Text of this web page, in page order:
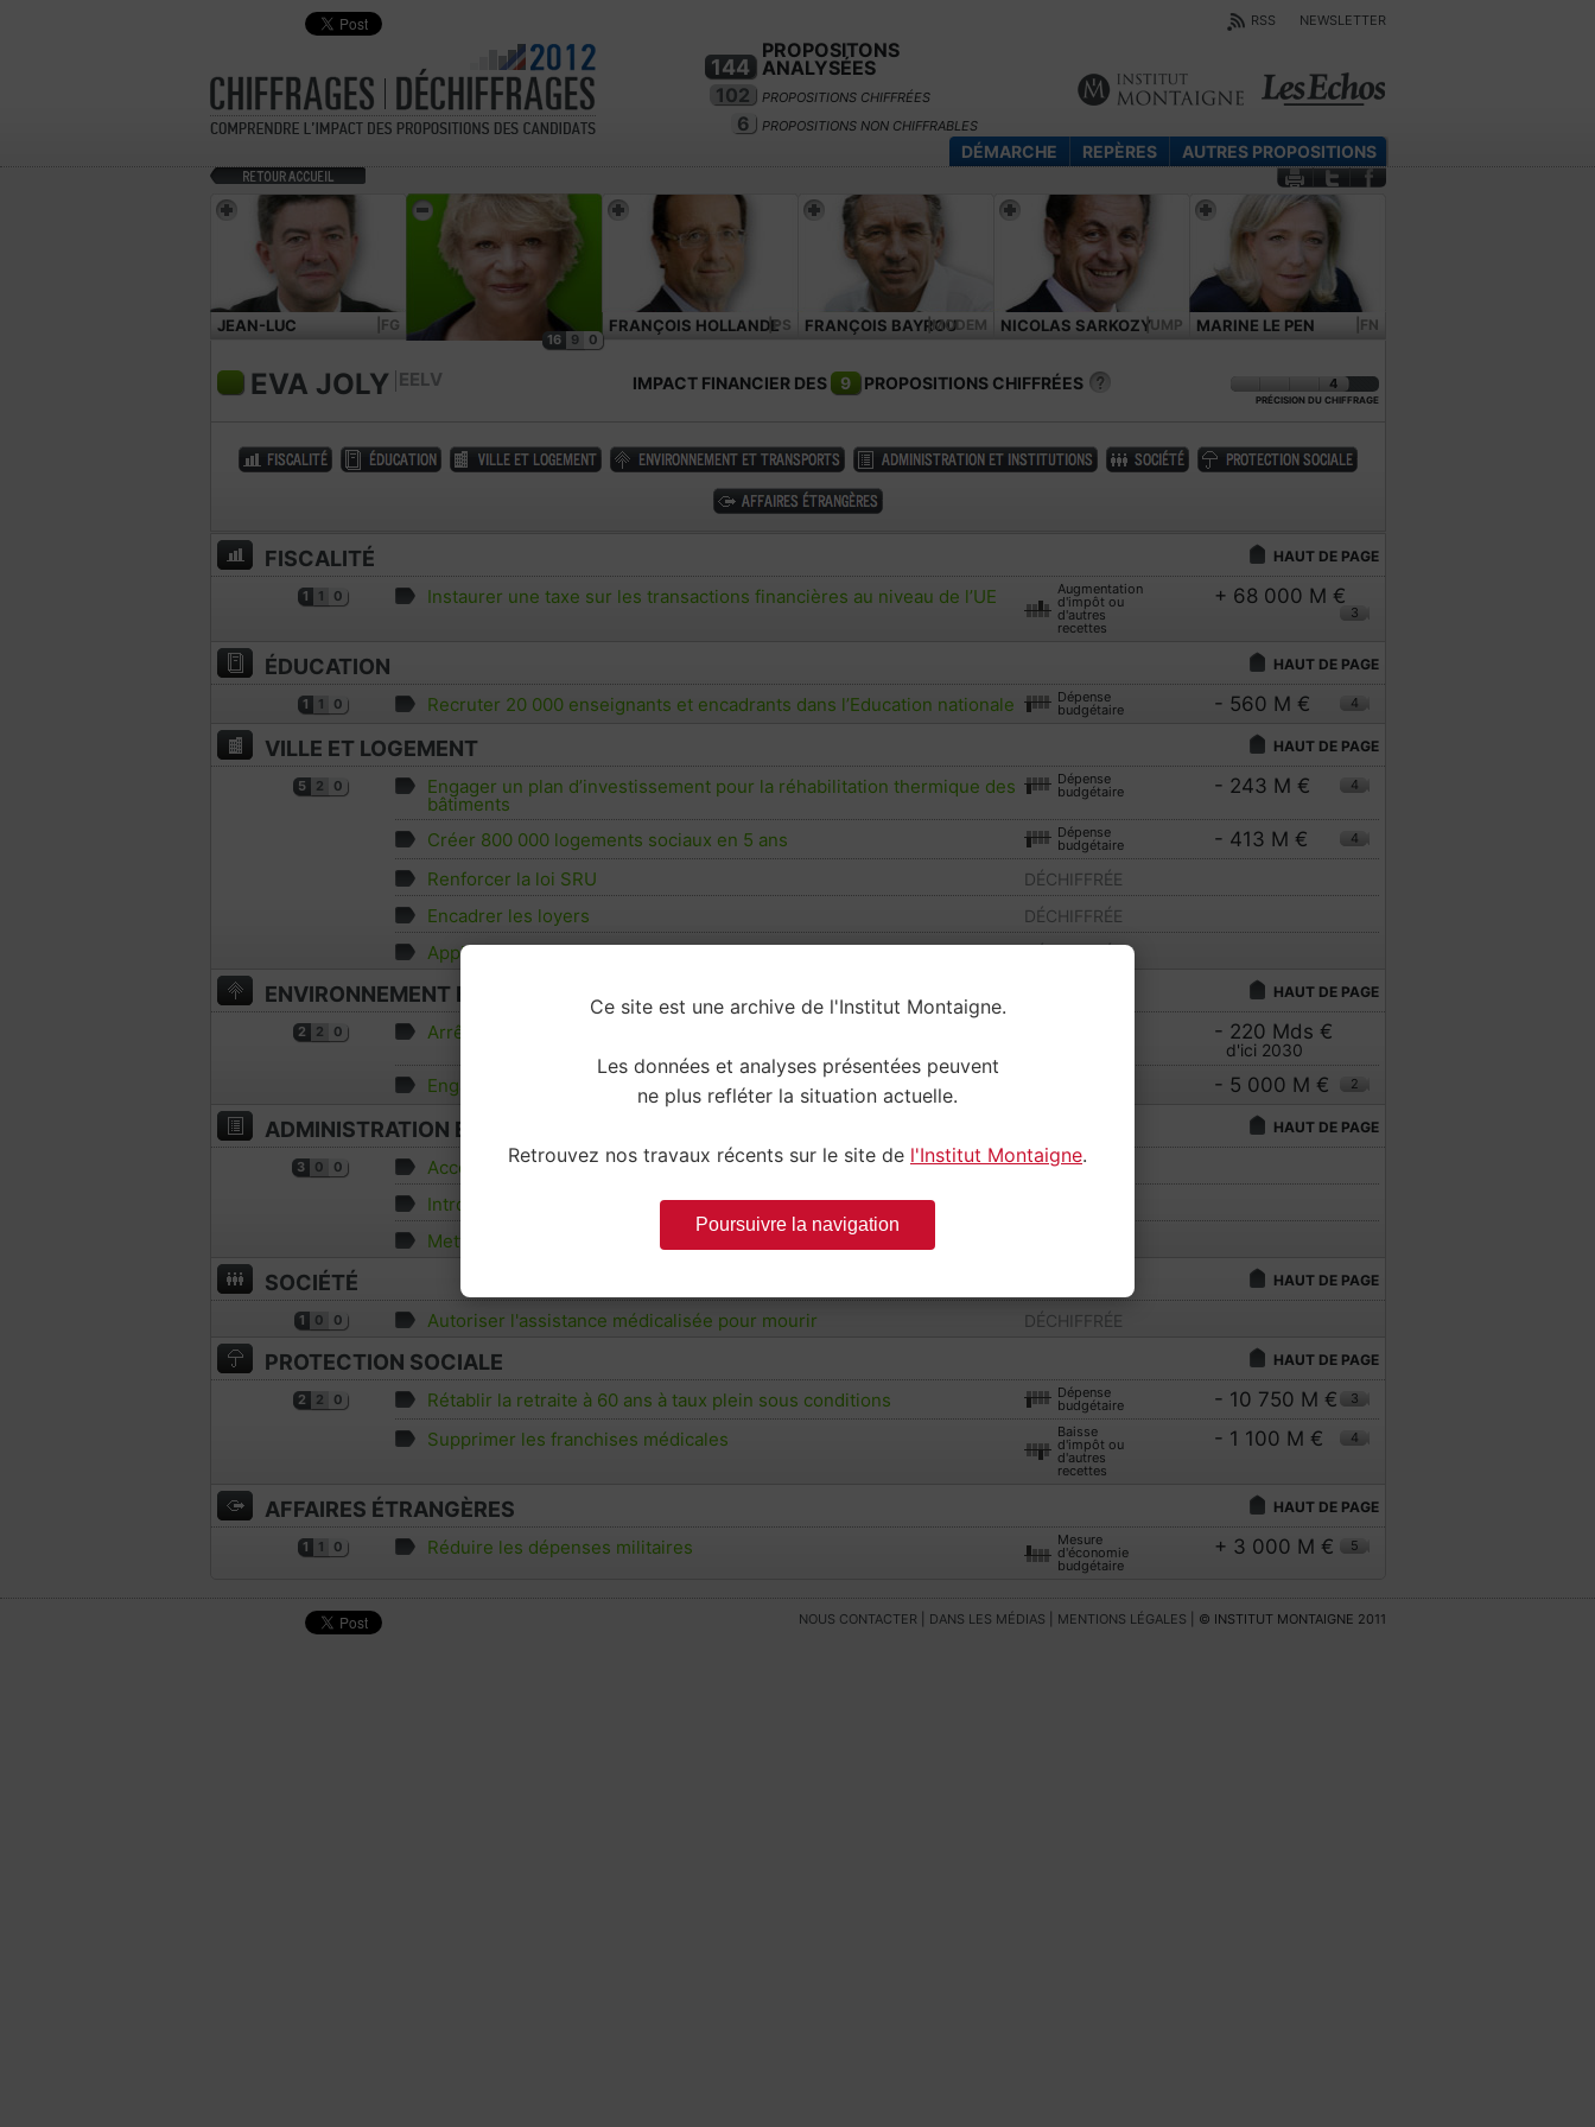
RSS NEWSLETTER
144
PROPOSITONS
ANALYSÉES
102
PROPOSITIONS CHIFFRÉES
6 PROPOSITIONS NON CHIFFRABLES
DÉMARCHE REPÈRES AUTRES PROPOSITIONS
JEAN-LUC
|FG
16 9 0
FRANÇOIS HOLLANDE|PS FRANÇOIS BAYROU|MODEM NICOLAS SARKOZY|UMP MARINE LE PEN |FN
EVA JOLY EELV IMPACT FINANCIER DES 9 PROPOSITIONS CHIFFRÉES 4
PRÉCISION DU CHIFFRAGE
FISCALITÉ HAUT DE PAGE
1 1 0 Instaurer une taxe sur les transactions financières au niveau de l’UE Augmentation
d'impôt ou
d'autres
recettes
+ 68 000 M €
3
ÉDUCATION HAUT DE PAGE
1 1 0 Recruter 20 000 enseignants et encadrants dans l’Education nationale Dépense
budgétaire - 560 M € 4
VILLE ET LOGEMENT HAUT DE PAGE
5 2 0 Engager un plan d’investissement pour la réhabilitation thermique des
bâtiments
Dépense
budgétaire - 243 M € 4
Créer 800 000 logements sociaux en 5 ans Dépense
budgétaire - 413 M € 4
Renforcer la loi SRU DÉCHIFFRÉE
Encadrer les loyers DÉCHIFFRÉE
Appliquer la réquisition des logements vacants
ENVIRONNEMENT ET TRANSPORTS HAUT DE PAGE
2 2 0 Arrêter l’exploitation du nucléaire civil en 20 ans - 220 Mds €
d'ici 2030
Engager un plan massif d’investissement dans les transports collectifs - 5 000 M € 2
ADMINISTRATION ET INSTITUTIONS HAUT DE PAGE
3 0 0 Accorder le droit de vote aux étrangers aux élections locales DÉCHIFFRÉE
Introduire la proportionnelle aux élections législatives
Mettre fin au cumul des mandats
SOCIÉTÉ HAUT DE PAGE
1 0 0 Autoriser l'assistance médicalisée pour mourir DÉCHIFFRÉE
PROTECTION SOCIALE HAUT DE PAGE
2 2 0 Rétablir la retraite à 60 ans à taux plein sous conditions Dépense
budgétaire - 10 750 M € 3
Supprimer les franchises médicales Baisse
d'impôt ou
d'autres
recettes
- 1 100 M € 4
AFFAIRES ÉTRANGÈRES HAUT DE PAGE
1 1 0 Réduire les dépenses militaires Mesure
d'économie
budgétaire
+ 3 000 M € 5
NOUS CONTACTER DANS LES MÉDIAS MENTIONS LÉGALES | © INSTITUT MONTAIGNE 2011
Ce site est une archive de l'Institut Montaigne.
Les données et analyses présentées peuvent
ne plus refléter la situation actuelle.
Retrouvez nos travaux récents sur le site de l'Institut Montaigne.
Poursuivre la navigation